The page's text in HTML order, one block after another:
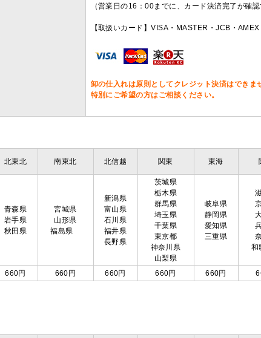
（営業日の16：00までに、カード決済完了が確
【取扱いカード】VISA・MASTER・JCB・
卸の仕入れは原則としてクレジット決済はできま
特別にご希望の方はご相談ください。
北東北 南東北 北信越 関東 東海
青森県
岩手県
秋田県
宮城県
山形県
福島県
新潟県
富山県
石川県
福井県
長野県
茨城県
栃木県
群馬県
埼玉県
千葉県
東京都
神奈川県
山梨県
岐阜県
静岡県
愛知県
三重県
和
660円 660円 660円 660円 660円